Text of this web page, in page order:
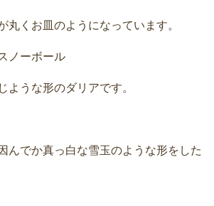
丸くお皿のようになっています。
ノーボール
ような形のダリアです。
んでか真っ白な雪玉のような形をした